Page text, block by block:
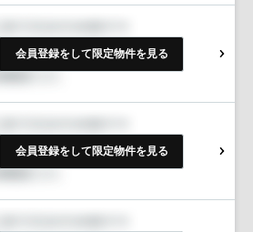
会員登録をして限定物件を見る
会員登録をして限定物件を見る